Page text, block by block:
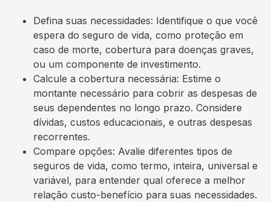
Defina suas necessidades: Identifique o que você
espera do seguro de vida, como proteção em
caso de morte, cobertura para doenças graves,
ou um componente de investimento.
Calcule a cobertura necessária: Estime o
montante necessário para cobrir as despesas de
seus dependentes no longo prazo. Considere
dívidas, custos educacionais, e outras despesas
recorrentes.
Compare opções: Avalie diferentes tipos de
seguros de vida, como termo, inteira, universal e
variável, para entender qual oferece a melhor
relação custo-benefício para suas necessidades.